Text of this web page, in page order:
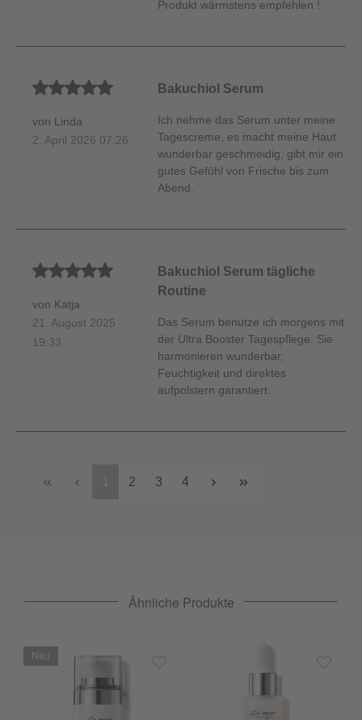
Produkt wärmstens empfehlen !
Durchschnittliche Bewertung von 5 von 5 Sternen
von Linda
2. April 2026 07:26
Bakuchiol Serum
Ich nehme das Serum unter meine
Tagescreme, es macht meine Haut
wunderbar geschmeidig, gibt mir ein
gutes Gefühl von Frische bis zum
Abend.
Durchschnittliche Bewertung von 5 von 5 Sternen
von Katja
21. August 2025
19:33
Bakuchiol Serum tägliche
Routine
Das Serum benutze ich morgens mit
der Ultra Booster Tagespflege. Sie
harmonieren wunderbar,
Feuchtigkeit und direktes
aufpolstern garantiert.
2 3 4
Ähnliche Produkte
Neu